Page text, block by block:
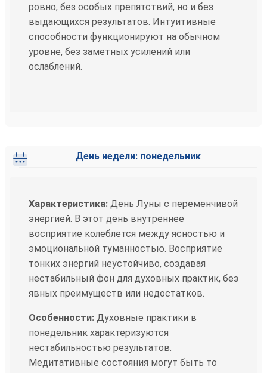
ровно, без особых препятствий, но и без
выдающихся результатов. Интуитивные
способности функционируют на обычном
уровне, без заметных усилений или
ослаблений.
День недели: понедельник
Характеристика: День Луны с переменчивой
энергией. В этот день внутреннее
восприятие колеблется между ясностью и
эмоциональной туманностью. Восприятие
тонких энергий неустойчиво, создавая
нестабильный фон для духовных практик, без
явных преимуществ или недостатков.
Особенности: Духовные практики в
понедельник характеризуются
нестабильностью результатов.
Медитативные состояния могут быть то